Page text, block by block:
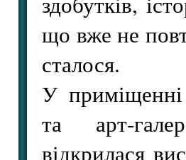
що вже не
сталося.
У
та арт-
відкрилася